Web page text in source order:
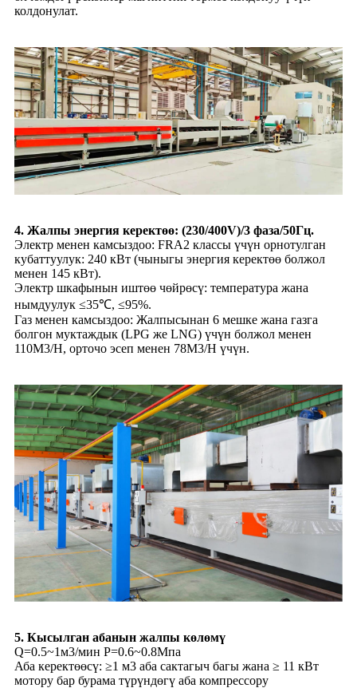
колдонулат.
4. Жалпы энергия керектөө: (230/400V)/3 фаза/50Гц.
Электр менен камсыздоо: FRA2 классы үчүн орнотулган
кубаттуулук: 240 кВт (чыныгы энергия керектөө болжол
менен 145 кВт).
Электр шкафынын иштөө чөйрөсү: температура жана
нымдуулук ≤35℃, ≤95%.
Газ менен камсыздоо: Жалпысынан 6 мешке жана газга
болгон муктаждык (LPG же LNG) үчүн болжол менен
110M3/H, орточо эсеп менен 78M3/H үчүн.
5. Кысылган абанын жалпы көлөмү
Q=0.5~1м3/мин P=0.6~0.8Мпа
Аба керектөөсү: ≥1 м3 аба сактагыч багы жана ≥ 11 кВт
мотору бар бурама түрүндөгү аба компрессору